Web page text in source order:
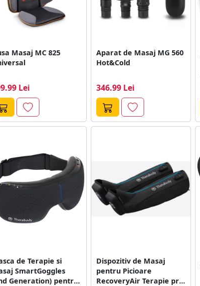
Masaj MC 825
Lei
Aparat de Masaj MG 560
Hot&Cold
346.99 Lei
de Terapie si
SmartGoggles
Generation) pentru
Dispozitiv de Masaj
pentru Picioare
RecoveryAir Terapie prin